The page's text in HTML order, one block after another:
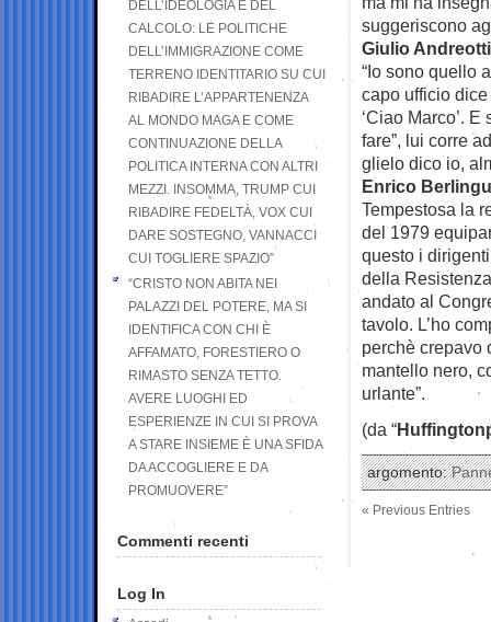
suggeriscono
Giulio Andreotti
“Io sono quello
capo ufficio
‘Ciao Marco’.
fare”, lui corre
glielo dico io,
Enrico
Tempestosa la
del 1979
questo i
della
andato al
tavolo. L’ho
perchè crepavo
mantello nero,
urlante”.
(da “
argomento:
« Previous Entries
DELL’IDEOLOGIA E DEL
CALCOLO: LE POLITICHE
DELL’IMMIGRAZIONE COME
TERRENO IDENTITARIO SU CUI
RIBADIRE L’APPARTENENZA
AL MONDO MAGA E COME
CONTINUAZIONE DELLA
POLITICA INTERNA CON ALTRI
MEZZI. INSOMMA, TRUMP CUI
RIBADIRE FEDELTÀ, VOX CUI
DARE SOSTEGNO, VANNACCI
CUI TOGLIERE SPAZIO”
“CRISTO NON ABITA NEI
PALAZZI DEL POTERE, MA SI
IDENTIFICA CON CHI È
AFFAMATO, FORESTIERO O
RIMASTO SENZA TETTO.
AVERE LUOGHI ED
ESPERIENZE IN CUI SI PROVA
A STARE INSIEME È UNA SFIDA
DA ACCOGLIERE E DA
PROMUOVERE”
Commenti recenti
Log In